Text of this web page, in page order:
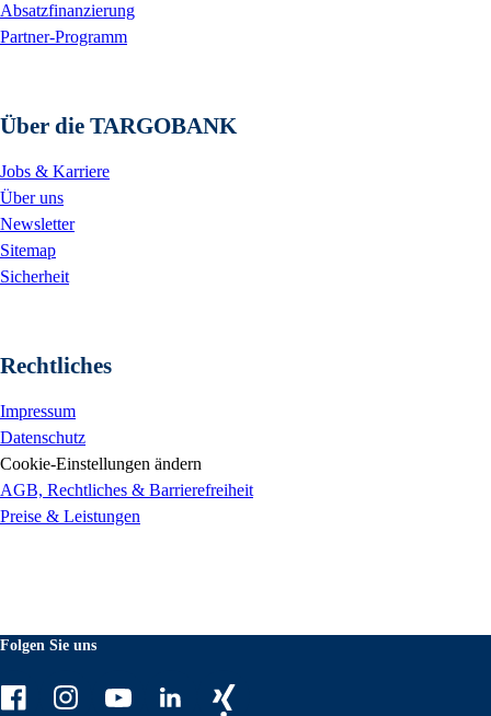
Absatzfinanzierung
Partner-Programm
Über die TARGOBANK
Jobs & Karriere
Über uns
Newsletter
Sitemap
Sicherheit
Rechtliches
Impressum
Datenschutz
Cookie-Einstellungen ändern
AGB, Rechtliches & Barrierefreiheit
Preise & Leistungen
Folgen Sie uns
FacebookInstagramYoutube LinkedIn